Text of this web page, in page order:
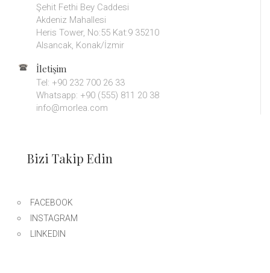
Şehit Fethi Bey Caddesi
Akdeniz Mahallesi
Heris Tower, No:55 Kat:9 35210
Alsancak, Konak/İzmir
İletişim
Tel: +90 232 700 26 33
Whatsapp: +90 (555) 811 20 38
info@morlea.com
Bizi Takip Edin
FACEBOOK
INSTAGRAM
LINKEDIN